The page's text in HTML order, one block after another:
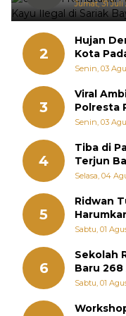
Jumat, 31 Juli
2
Hujan
Kota
Senin, 03
3
Viral
Polresta
Senin, 03
4
Tiba di
Terjun
Selasa, 04
5
Ridwan
Sabtu, 01
6
Sekolah
Baru
Memutus
Sabtu, 01